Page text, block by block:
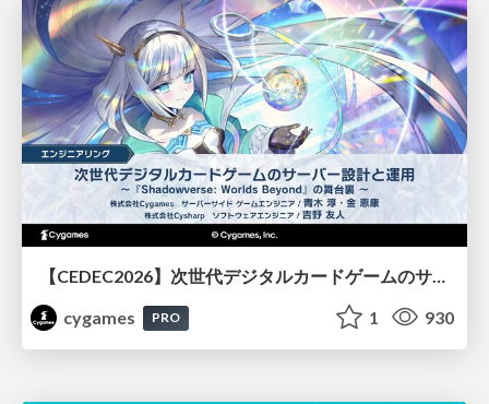
cygames
PRO 1 930